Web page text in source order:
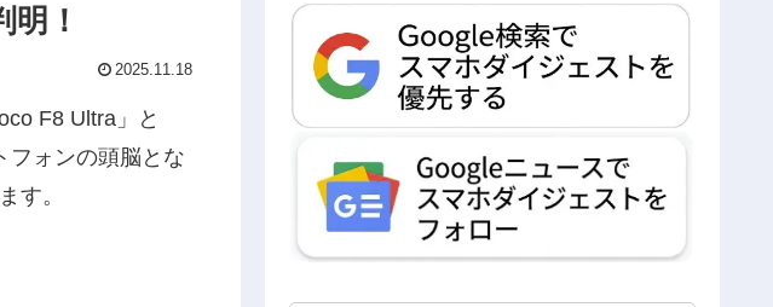
！
2025.11.18
F8 Ultra」と
フォンの頭脳とな
す。